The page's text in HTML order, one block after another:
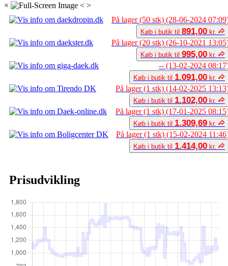
× < >
På lager (50 stk) (28-06-2024
Køb i butik til 891,00 kr.
På lager (20 stk) (26-10-2021
Køb i butik til 995,00 kr.
-- (13-02-2024
Køb i butik til 1.091,00 kr.
På lager (1 stk) (14-02-2025
Køb i butik til 1.102,00 kr.
På lager (1 stk) (17-01-2025
Køb i butik til 1.309,69 kr.
På lager (1 stk) (15-02-2024
Køb i butik til 1.414,00 kr.
Prisudvikling